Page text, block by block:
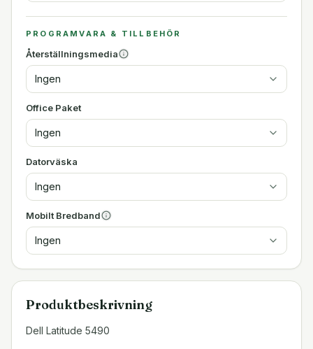
PROGRAMVARA & TILLBEHÖR
Återställningsmedia
Ingen
Office Paket
Ingen
Datorväska
Ingen
Mobilt Bredband
Ingen
Produktbeskrivning
Dell Latitude 5490